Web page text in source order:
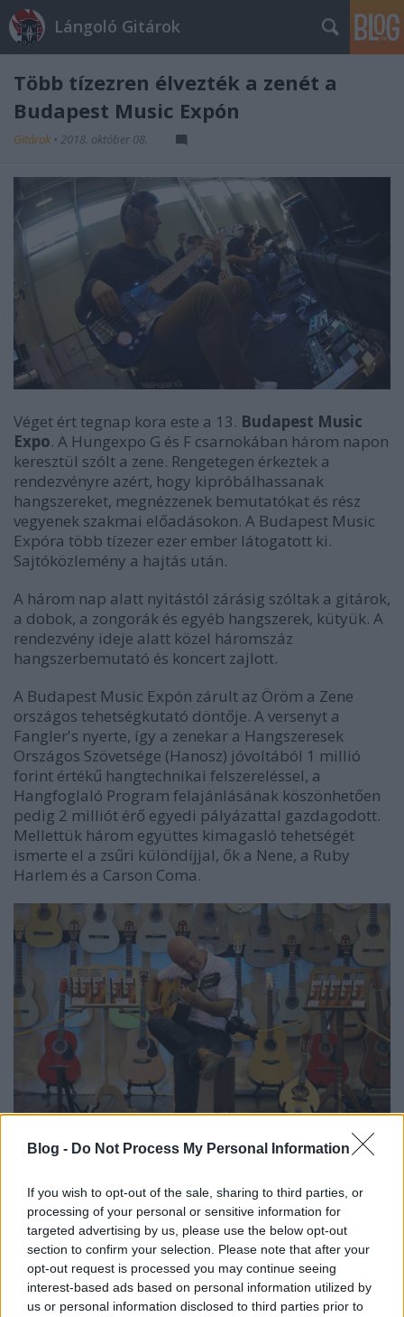
Blog - Do Not Process My Personal Information
If you wish to opt-out of the sale, sharing to third parties, or
processing of your personal or sensitive information for
targeted advertising by us, please use the below opt-out
section to confirm your selection. Please note that after your
opt-out request is processed you may continue seeing
interest-based ads based on personal information utilized by
us or personal information disclosed to third parties prior to
Lángoló Gitárok
Több tízezren élvezték a zenét a
Budapest Music Expón
Gitárok • 2018. október 08.
Véget ért tegnap kora este a 13. Budapest Music
Expo. A Hungexpo G és F csarnokában három napon
keresztül szólt a zene. Rengetegen érkeztek a
rendezvényre azért, hogy kipróbálhassanak
hangszereket, megnézzenek bemutatókat és rész
vegyenek szakmai előadásokon. A Budapest Music
Expóra több tízezer ezer ember látogatott ki.
Sajtóközlemény a hajtás után.
A három nap alatt nyitástól zárásig szóltak a gitárok,
a dobok, a zongorák és egyéb hangszerek, kütyük. A
rendezvény ideje alatt közel háromszáz
hangszerbemutató és koncert zajlott.
A Budapest Music Expón zárult az Öröm a Zene
országos tehetségkutató döntője. A versenyt a
Fangler's nyerte, így a zenekar a Hangszeresek
Országos Szövetsége (Hanosz) jóvoltából 1 millió
forint értékű hangtechnikai felszereléssel, a
Hangfoglaló Program felajánlásának köszönhetően
pedig 2 milliót érő egyedi pályázattal gazdagodott.
Mellettük három együttes kimagasló tehetségét
ismerte el a zsűri különdíjjal, ők a Nene, a Ruby
Harlem és a Carson Coma.